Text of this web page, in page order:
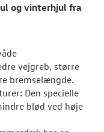
NYHEDER
TILBEHØR
OM OS
og vinterhjul fra
vejgreb, større
bremselængde.
Den specielle
blød ved høje